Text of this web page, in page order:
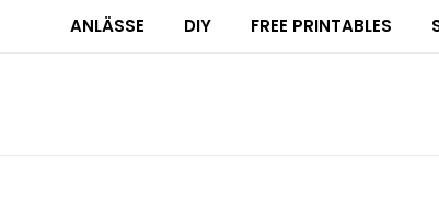
ANLÄSSE DIY FREE PRINTABLES